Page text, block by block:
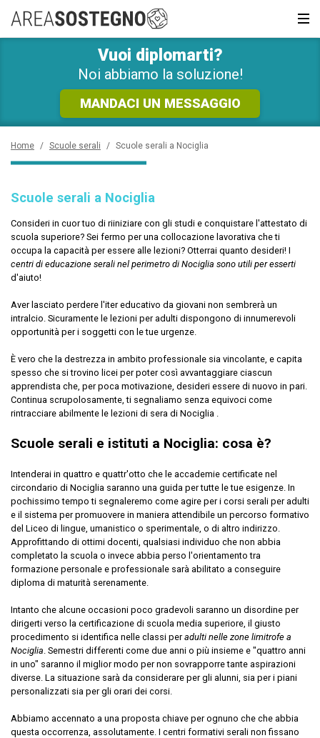
Recupero anni
Scuola privata
Scuole inglese
Scuole serali
CERCA
RICHIEDI SUBITO
INFORMAZIONI GRATUITE!
Sarai ricontattato al più presto
Vuoi diplomarti?
Noi abbiamo la soluzione!
MANDACI UN MESSAGGIO
Home / Scuole serali / Scuole serali a Nociglia
Scuole serali a Nociglia
Consideri in cuor tuo di riiniziare con gli studi e conquistare l'attestato di
scuola superiore? Sei fermo per una collocazione lavorativa che ti
occupa la capacità per essere alle lezioni? Otterrai quanto desideri! I
centri di educazione serali nel perimetro di Nociglia sono utili per esserti
d'aiuto!
Aver lasciato perdere l'iter educativo da giovani non sembrerà un
intralcio. Sicuramente le lezioni per adulti dispongono di innumerevoli
opportunità per i soggetti con le tue urgenze.
È vero che la destrezza in ambito professionale sia vincolante, e capita
spesso che si trovino licei per poter così avvantaggiare ciascun
apprendista che, per poca motivazione, desideri essere di nuovo in pari.
Continua scrupolosamente, ti segnaliamo senza equivoci come
rintracciare abilmente le lezioni di sera di Nociglia .
Scuole serali e istituti a Nociglia: cosa è?
Intenderai in quattro e quattr'otto che le accademie certificate nel
circondario di Nociglia saranno una guida per tutte le tue esigenze. In
pochissimo tempo ti segnaleremo come agire per i corsi serali per adulti
e il sistema per promuovere in maniera attendibile un percorso formativo
del Liceo di lingue, umanistico o sperimentale, o di altro indirizzo.
Approfittando di ottimi docenti, qualsiasi individuo che non abbia
completato la scuola o invece abbia perso l'orientamento tra
formazione personale e professionale sarà abilitato a conseguire
diploma di maturità serenamente.
Intanto che alcune occasioni poco gradevoli saranno un disordine per
dirigerti verso la certificazione di scuola media superiore, il giusto
procedimento si identifica nelle classi peradulti nelle zone limitrofe a
Nociglia . Semestri differenti come due anni o più insieme e "quattro anni
in uno" saranno il miglior modo per non sovrapporre tante aspirazioni
diverse. La situazione sarà da considerare per gli alunni, sia per i piani
personalizzati sia per gli orari dei corsi.
Abbiamo accennato a una proposta chiave per ognuno che che abbia
questa occorrenza, assolutamente. I centri formativi serali non fissano